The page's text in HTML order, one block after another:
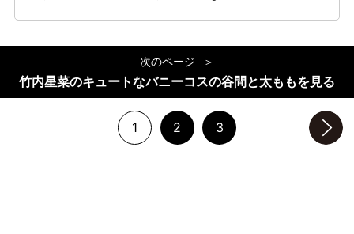
次のページ
竹内星菜のキュートなバニーコスの谷間と太ももを見る
1 2 3
次のページへ